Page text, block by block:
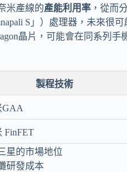
米產線的產能利用率 ，從而
S」）處理器，未來很
晶片，可能會在同系列
製程技術
GAA
FinFET
星的市場地位
研發成本